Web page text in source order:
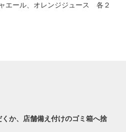
エール、オレンジジュース 各２
か、店舗備え付けのゴミ箱へ捨